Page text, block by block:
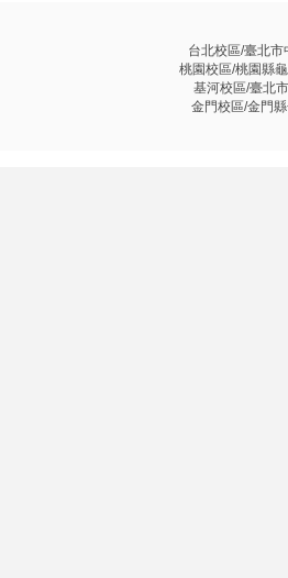
台北校區/臺北
桃園校區/桃園縣
基河校區/臺北
金門校區/金門